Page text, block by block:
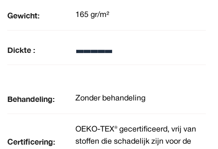
Gewicht: 165 gr/m²
Dickte :
Behandeling: Zonder behandeling
Certificering:
OEKO-TEX® gecertificeerd, vrij van
stoffen die schadelijk zijn voor de